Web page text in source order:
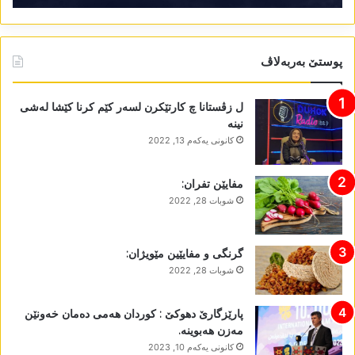
پوستێ بەربەلاڤ
ل زڤستانا چ کارتێکرن لسەر کێم کرنا کێشا لەشی
نینە
كانونی یه‌كه‌م 13, 2022
مفایێن تفران:
شوبات 28, 2022
گرنگی و مفایێین مێویژان:
شوبات 28, 2022
پارێزگارێ دھوکێ : کوردان ھەمی دەمان خەونێن
مەزن ھەبوینە.
كانونی یه‌كه‌م 10, 2023